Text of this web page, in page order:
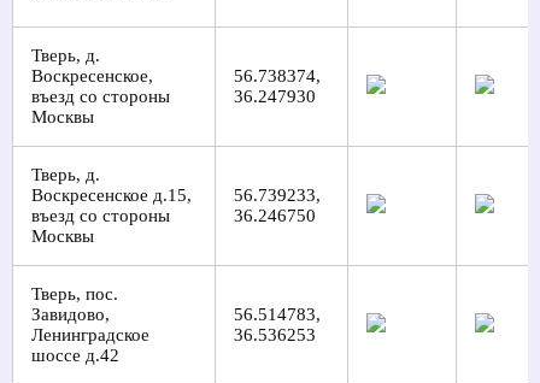
Тверь, д.
Воскресенское,
въезд со стороны
Москвы
56.738374,
36.247930
Тверь, д.
Воскресенское д.15,
въезд со стороны
Москвы
56.739233,
36.246750
Тверь, пос.
Завидово,
Ленинградское
шоссе д.42
56.514783,
36.536253